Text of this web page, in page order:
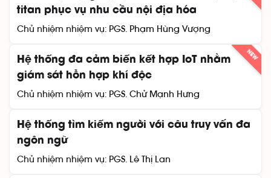
titan phục vụ nhu cầu nội địa hóa
Chủ nhiệm nhiệm vụ: PGS. Phạm Hùng Vượng
NEW
Hệ thống đa cảm biến kết hợp IoT nhằm
giám sát hỗn hợp khí độc
Chủ nhiệm nhiệm vụ: PGS. Chử Mạnh Hưng
Hệ thống tìm kiếm người với câu truy vấn đa
ngôn ngữ
Chủ nhiệm nhiệm vụ: PGS. Lê Thị Lan